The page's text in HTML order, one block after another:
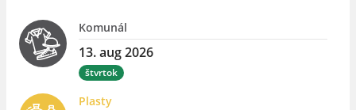
Komunál
13. aug 2026
štvrtok
Plasty